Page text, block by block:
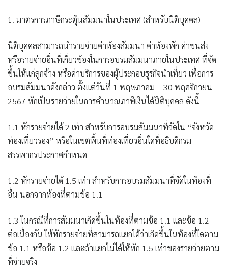
1. มาตรการภาษีกระตุ้นสัมมนาในประเทศ (สำหรับนิติบุคคล)
นิติบุคคลสามารถนำรายจ่ายค่าห้องสัมมนา ค่าห้องพัก ค่าขนส่ง
หรือรายจ่ายอื่นที่เกี่ยวข้องในการอบรมสัมมนาภายในประเทศ ที่จัด
ขึ้นให้แก่ลูกจ้าง หรือค่าบริการของผู้ประกอบธุรกิจนำเที่ยว เพื่อการ
อบรมสัมมนาดังกล่าว ตั้งแต่วันที่ 1 พฤษภาคม – 30 พฤศจิกายน
2567 หักเป็นรายจ่ายในการคำนวณภาษีเงินได้นิติบุคคล ดังนี้
1.1 หักรายจ่ายได้ 2 เท่า สำหรับการอบรมสัมมนาที่จัดใน “จังหวัด
ท่องเที่ยวรอง” หรือในเขตพื้นที่ท่องเที่ยวอื่นใดที่อธิบดีกรม
สรรพากรประกาศกำหนด
1.2 หักรายจ่ายได้ 1.5 เท่า สำหรับการอบรมสัมมนาที่จัดในท้องที่
อื่น นอกจากท้องที่ตามข้อ 1.1
1.3 ในกรณีที่การสัมมนาเกิดขึ้นในท้องที่ตามข้อ 1.1 และข้อ 1.2
ต่อเนื่องกัน ให้หักรายจ่ายที่สามารถแยกได้ว่าเกิดขึ้นในท้องที่ใดตาม
ข้อ 1.1 หรือข้อ 1.2 และถ้าแยกไม่ได้ให้หัก 1.5 เท่าของรายจ่ายตาม
ที่จ่ายจริง